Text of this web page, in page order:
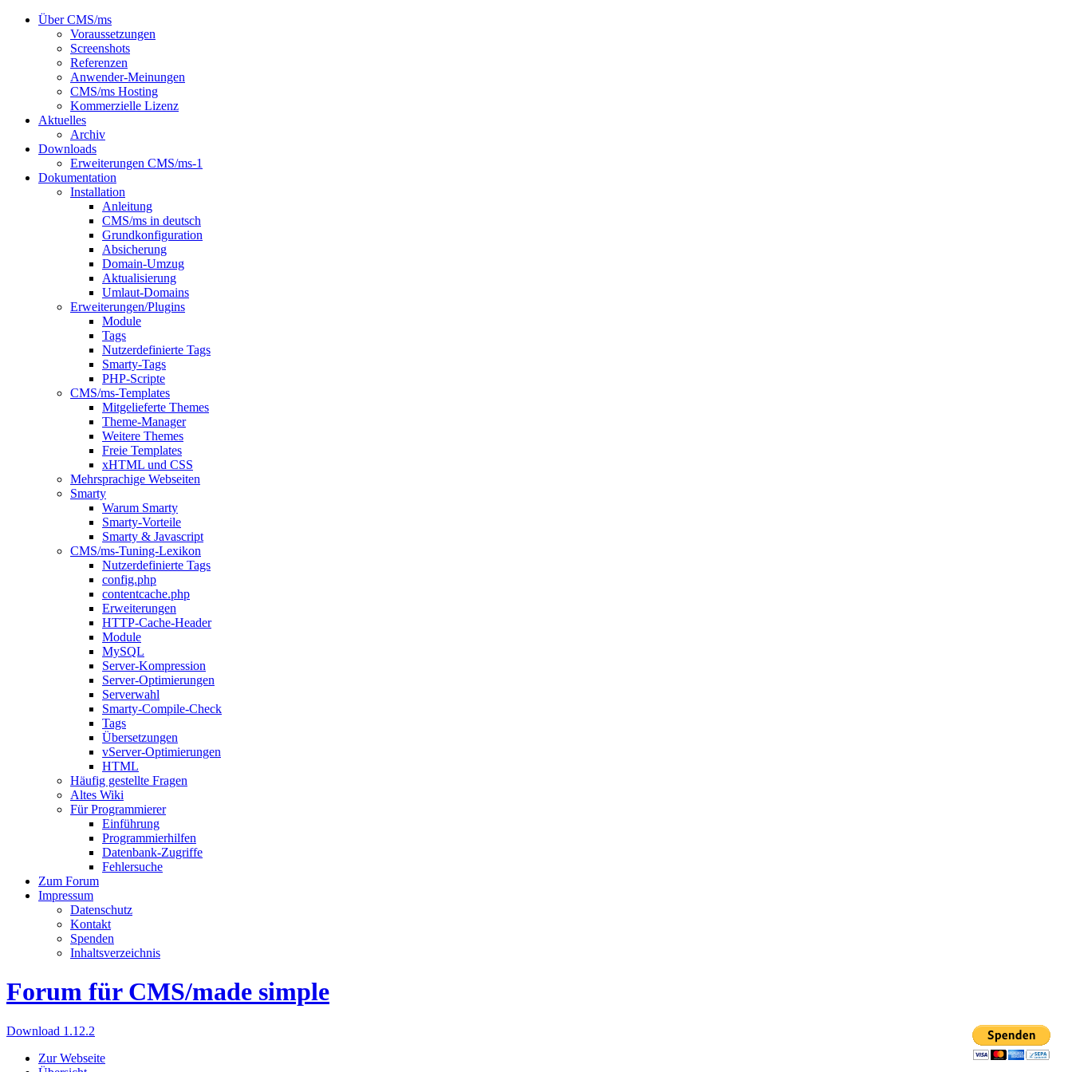
Über CMS/ms
Voraussetzungen
Screenshots
Referenzen
Anwender-Meinungen
CMS/ms Hosting
Kommerzielle Lizenz
Aktuelles
Archiv
Downloads
Erweiterungen CMS/ms-1
Dokumentation
Installation
Anleitung
CMS/ms in deutsch
Grundkonfiguration
Absicherung
Domain-Umzug
Aktualisierung
Umlaut-Domains
Erweiterungen/Plugins
Module
Tags
Nutzerdefinierte Tags
Smarty-Tags
PHP-Scripte
CMS/ms-Templates
Mitgelieferte Themes
Theme-Manager
Weitere Themes
Freie Templates
xHTML und CSS
Mehrsprachige Webseiten
Smarty
Warum Smarty
Smarty-Vorteile
Smarty & Javascript
CMS/ms-Tuning-Lexikon
Nutzerdefinierte Tags
config.php
contentcache.php
Erweiterungen
HTTP-Cache-Header
Module
MySQL
Server-Kompression
Server-Optimierungen
Serverwahl
Smarty-Compile-Check
Tags
Übersetzungen
vServer-Optimierungen
HTML
Häufig gestellte Fragen
Altes Wiki
Für Programmierer
Einführung
Programmierhilfen
Datenbank-Zugriffe
Fehlersuche
Zum Forum
Impressum
Datenschutz
Kontakt
Spenden
Inhaltsverzeichnis
Forum für CMS/made simple
Download 1.12.2
Zur Webseite